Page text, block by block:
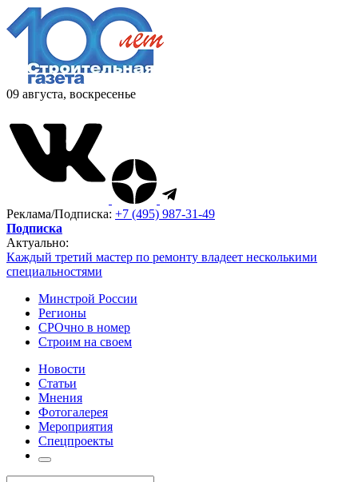
09 августа, воскресенье
Реклама/Подписка: +7 (495) 987-31-49
Подписка
Актуально:
Каждый третий мастер по ремонту владеет несколькими
специальностями
Минстрой России
Регионы
СРОчно в номер
Строим на своем
Новости
Статьи
Мнения
Фотогалерея
Мероприятия
Спецпроекты